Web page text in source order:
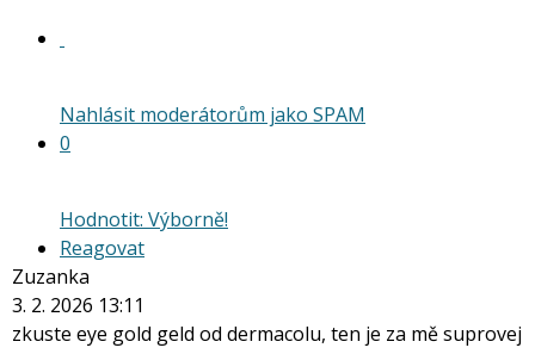
Nahlásit moderátorům jako SPAM
0
Hodnotit: Výborně!
Reagovat
Zuzanka
3. 2. 2026 13:11
zkuste eye gold geld od dermacolu, ten je za mě suprovej